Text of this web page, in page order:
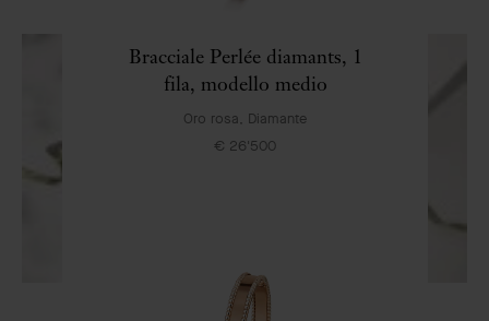
LA NOSTRA CONFEZIONE REGALO ESCLUSIVA
Bracciale Perlée diamants, 1
fila, modello medio
Oro rosa, Diamante
€ 26'500